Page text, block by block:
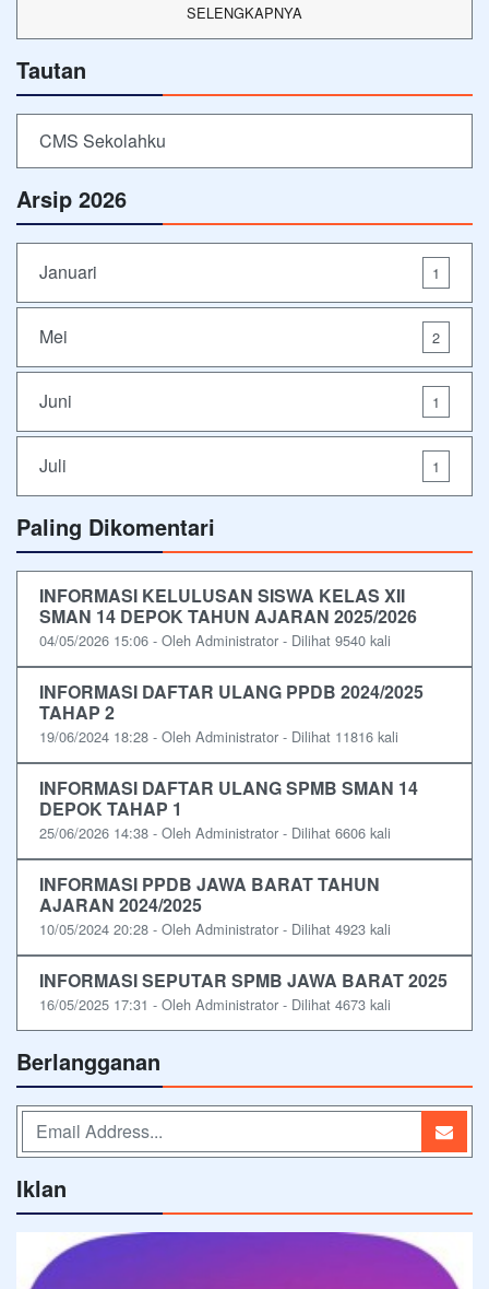
SELENGKAPNYA
Tautan
CMS Sekolahku
Arsip 2026
Januari 1
Mei 2
Juni 1
Juli 1
Paling Dikomentari
INFORMASI KELULUSAN SISWA KELAS XII
SMAN 14 DEPOK TAHUN AJARAN 2025/2026
04/05/2026 15:06 - Oleh Administrator - Dilihat 9540 kali
INFORMASI DAFTAR ULANG PPDB 2024/2025
TAHAP 2
19/06/2024 18:28 - Oleh Administrator - Dilihat 11816 kali
INFORMASI DAFTAR ULANG SPMB SMAN 14
DEPOK TAHAP 1
25/06/2026 14:38 - Oleh Administrator - Dilihat 6606 kali
INFORMASI PPDB JAWA BARAT TAHUN
AJARAN 2024/2025
10/05/2024 20:28 - Oleh Administrator - Dilihat 4923 kali
INFORMASI SEPUTAR SPMB JAWA BARAT 2025
16/05/2025 17:31 - Oleh Administrator - Dilihat 4673 kali
Berlangganan
Iklan